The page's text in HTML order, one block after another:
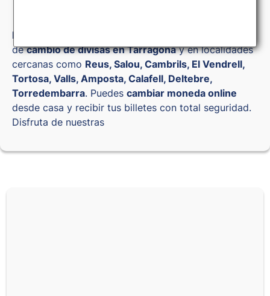
Eurochange
decambio de divisas en Tarragonay en localidades
cercanas como Reus, Salou, Cambrils, El Vendrell,
Tortosa, Valls, Amposta, Calafell, Deltebre,
Torredembarra. Puedes cambiar moneda online
desde casa y recibir tus billetes con total seguridad.
Disfruta de nuestras